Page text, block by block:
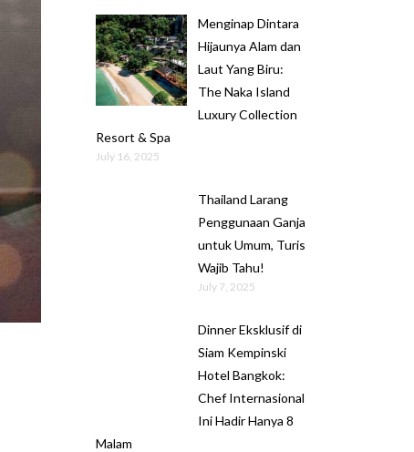
Menginap Dintara
Hijaunya Alam dan
Laut Yang Biru:
The Naka Island
Luxury Collection
Resort & Spa
July 16, 2025
Thailand Larang
Penggunaan Ganja
untuk Umum, Turis
Wajib Tahu!
July 7, 2025
Dinner Eksklusif di
Siam Kempinski
Hotel Bangkok:
Chef Internasional
Ini Hadir Hanya 8
Malam